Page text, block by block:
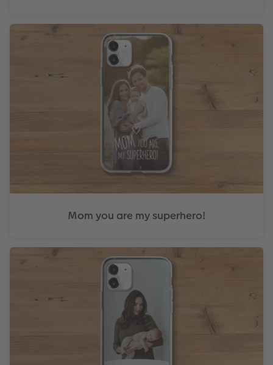
Mom you are my superhero!